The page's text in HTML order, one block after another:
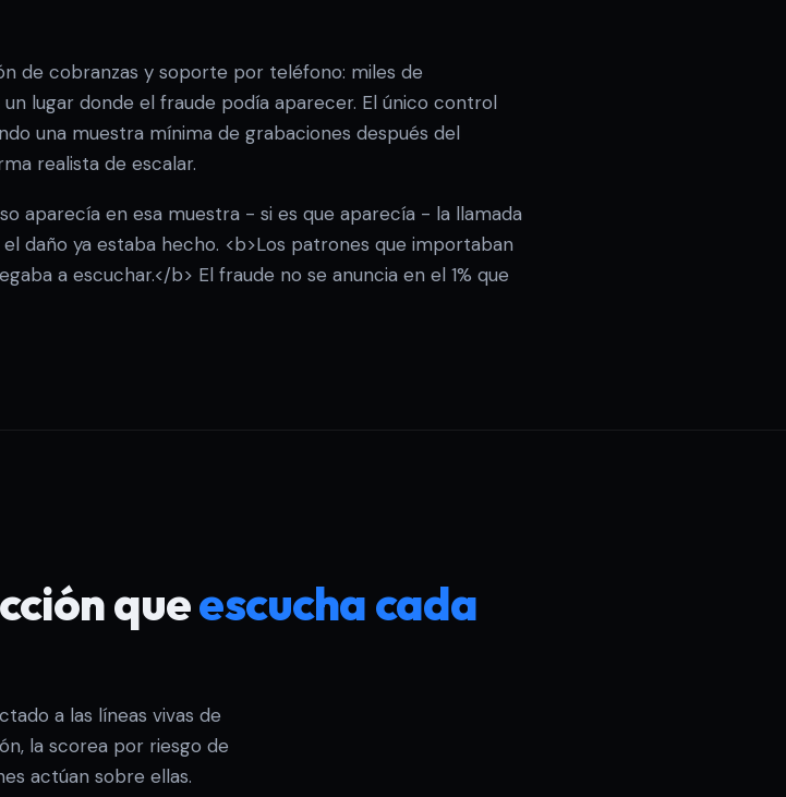
de cobranzas y soporte por teléfono: miles de
lugar donde el fraude podía aparecer. El único control
una muestra mínima de grabaciones después del
realista de escalar.
aparecía en esa muestra - si es que aparecía - la llamada
daño ya estaba hecho. <b>Los patrones que importaban
a escuchar.</b> El fraude no se anuncia en el 1% que
queescucha cada
a las líneas vivas de
la scorea por riesgo de
actúan sobre ellas.